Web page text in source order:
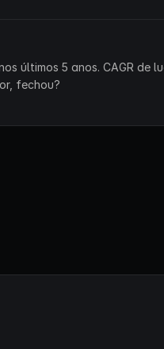
últimos 5 anos. CAGR de
fechou?